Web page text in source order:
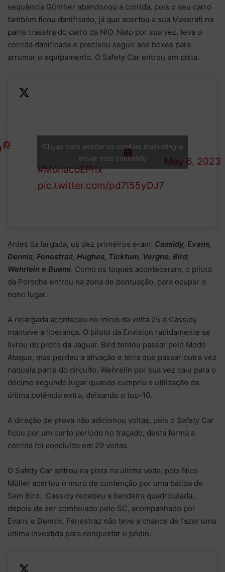
sequência Günther abandonou a corrida, pois o seu carro
também ficou danificado, já que acertou a sua Maserati na
parte traseira do carro da NIO. Nato por sua vez, teve a
corrida danificada e precisou seguir aos boxes para
arrumar o equipamento. O Safety Car entrou em pista.
Racing driver and brought
out the Safety Car
#MonacoEPrix
pic.twitter.com/pd7I55yDJ7
May 6, 2023
Clique para aceitar os cookies marketing e
ativar este conteúdo
Antes da largada, os dez primeiros eram: Cassidy, Evans,
Dennis, Fenestraz, Hughes, Ticktum, Vergne, Bird,
Wehrlein e Buemi. Como os toques aconteceram, o piloto
da Porsche entrou na zona de pontuação, para ocupar o
nono lugar.
A relargada aconteceu no início da volta 25 e Cassidy
manteve a liderança. O piloto da Envision rapidamente se
livrou do piloto da Jaguar. Bird tentou passar pelo Modo
Ataque, mas perdeu a ativação e teria que passar outra vez
naquela parte do circuito. Wehrelin por sua vez caiu para o
décimo segundo lugar quando cumpriu a utilização da
última potência extra, deixando o top-10.
A direção de prova não adicionou voltas, pois o Safety Car
ficou por um curto período no traçado, desta forma a
corrida foi concluída em 29 voltas.
O Safety Car entrou na pista na última volta, pois Nico
Müller acertou o muro de contenção por uma batida de
Sam Bird. Cassidy recebeu a bandeira quadriculada,
depois de ser comboiado pelo SC, acompanhado por
Evans e Dennis. Fenestraz não teve a chance de fazer uma
última investida para conquistar o pódio.